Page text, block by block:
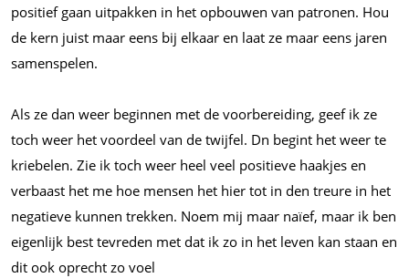
positief gaan uitpakken in het opbouwen van patronen. Hou
de kern juist maar eens bij elkaar en laat ze maar eens jaren
samenspelen.
Als ze dan weer beginnen met de voorbereiding, geef ik ze
toch weer het voordeel van de twijfel. Dn begint het weer te
kriebelen. Zie ik toch weer heel veel positieve haakjes en
verbaast het me hoe mensen het hier tot in den treure in het
negatieve kunnen trekken. Noem mij maar naïef, maar ik ben
eigenlijk best tevreden met dat ik zo in het leven kan staan en
dit ook oprecht zo voel